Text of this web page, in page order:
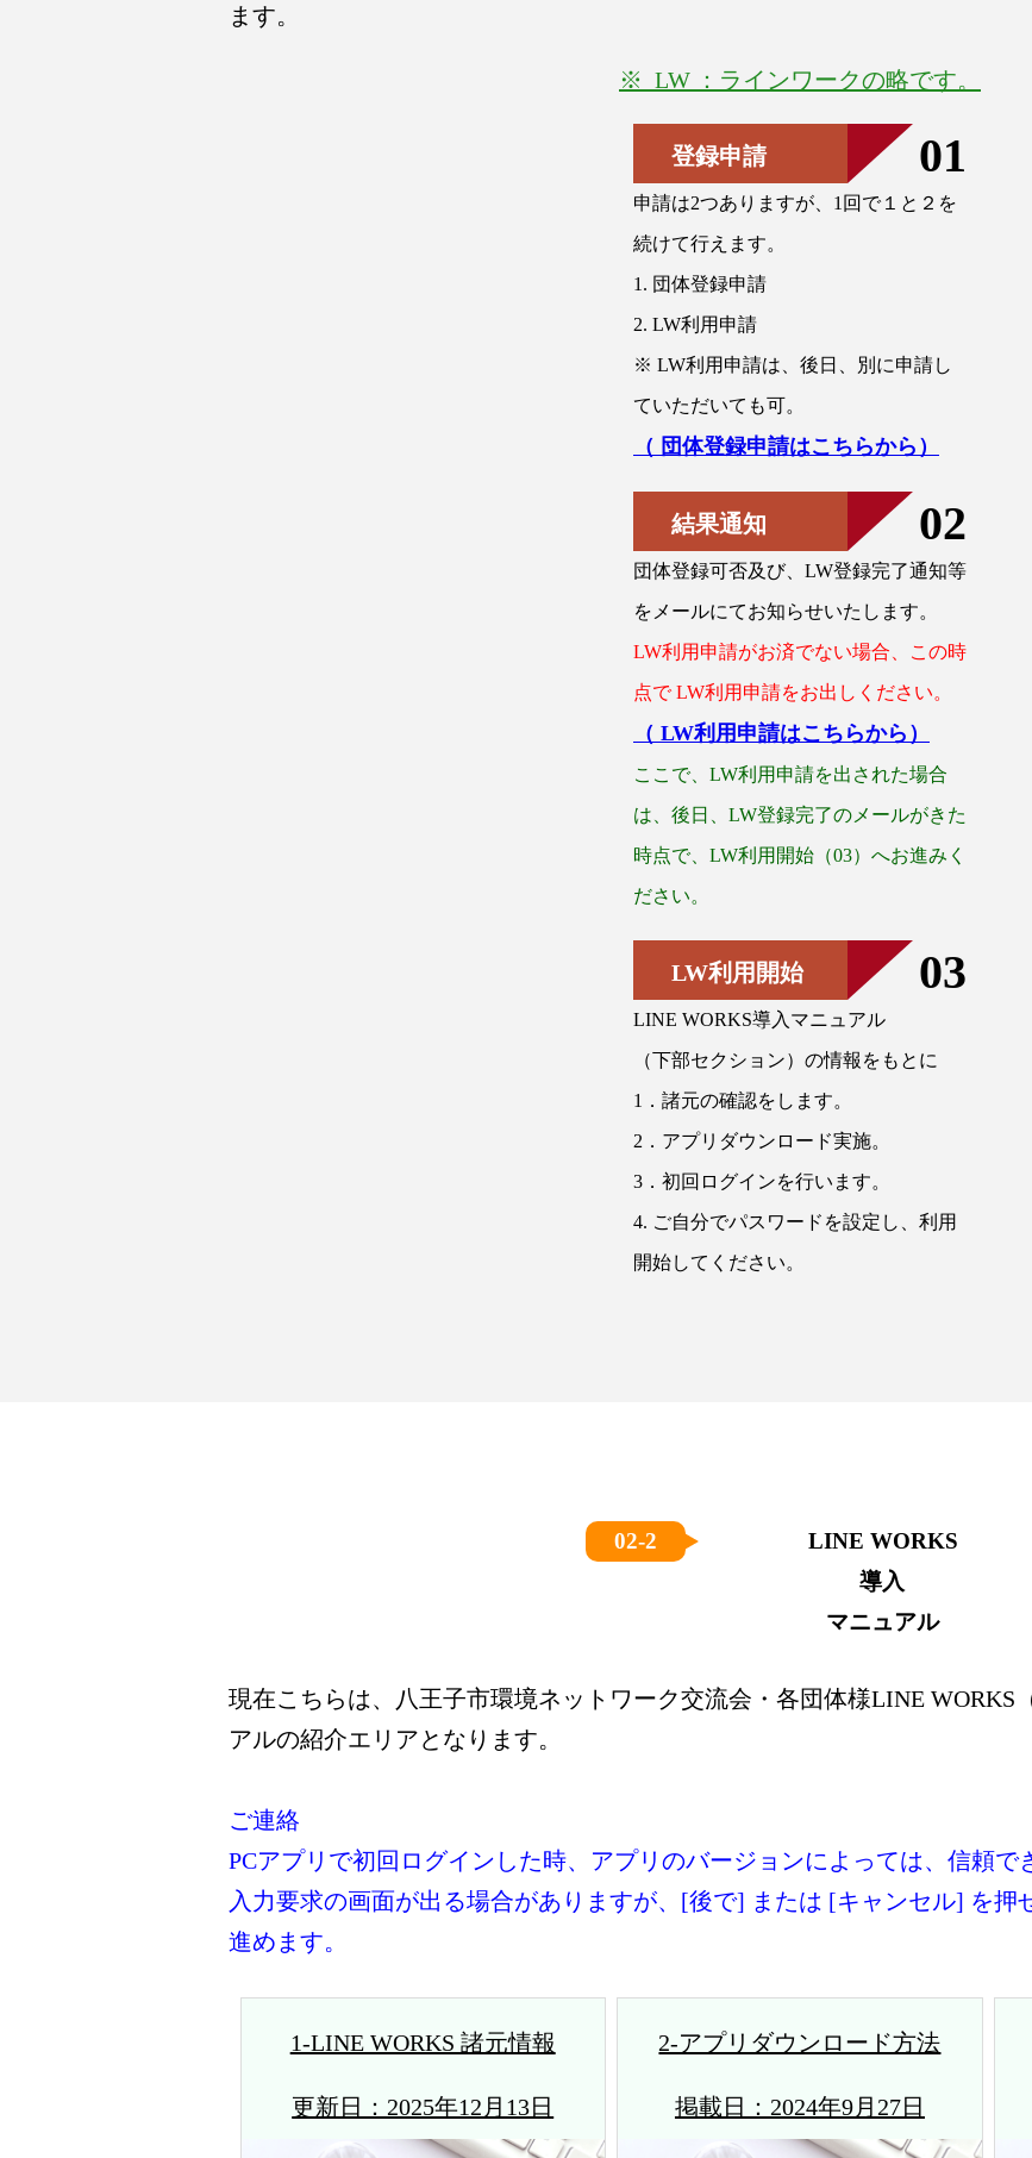
ます。
※ LW ：ラインワークの略です。
01
登録申請
申請は2つありますが、1回で１と２を
続けて行えます。
1. 団体登録申請
2. LW利用申請
※ LW利用申請は、後日、別に申請し
ていただいても可。
（ 団体登録申請はこちらから）
02
結果通知
団体登録可否及び、LW登録完了通知等
をメールにてお知らせいたします。
LW利用申請がお済でない場合、この時
点で LW利用申請をお出しください。
（ LW利用申請はこちらから）
ここで、LW利用申請を出された場合
は、後日、LW登録完了のメールがきた
時点で、LW利用開始（03）へお進みく
ださい。
03
LW利用開始
LINE WORKS導入マニュアル
（下部セクション）の情報をもとに
1．諸元の確認をします。
2．アプリダウンロード実施。
3．初回ログインを行います。
4. ご自分でパスワードを設定し、利用
開始してください。
02-2
LINE WORKS
導入
マニュアル
現在こちらは、八王子市環境ネットワーク交流会・各団体様LINE WORKS
アルの紹介エリアとなります。
ご連絡
PCアプリで初回ログインした時、アプリのバージョンによっては、信頼で
入力要求の画面が出る場合がありますが、[後で] または [キャンセル] を押
進めます。
1-LINE WORKS 諸元情報
更新日：2025年12月13日
2-アプリダウンロード方法
掲載日：2024年9月27日